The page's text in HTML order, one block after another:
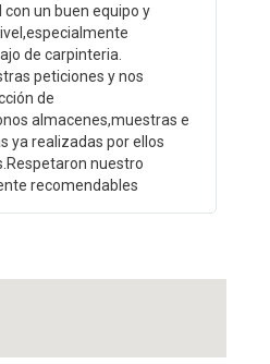
un buen equipo y
de carpinteria.
peticiones y nos
de
almacenes,muestras e
ya realizadas por ellos
nuestro
recomendables